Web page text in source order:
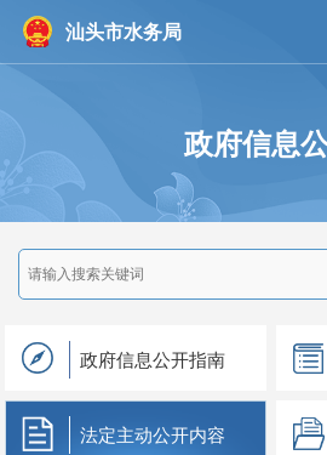
汕头市水务局
政府信息
政府信息公开指南
法定主动公开内容